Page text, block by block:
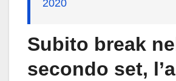
2020
Subito break
secondo set,